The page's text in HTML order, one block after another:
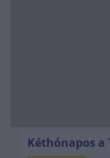
Kéthónapos a